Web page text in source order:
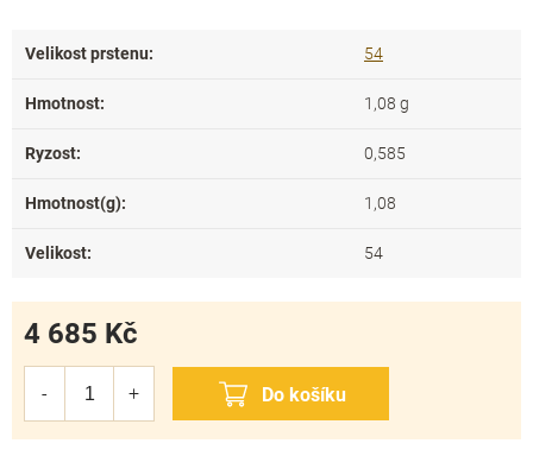
4 685 Kč
Velikost prstenu: 54
Hmotnost: 1,08 g
Ryzost: 0,585
Hmotnost(g): 1,08
Velikost: 54